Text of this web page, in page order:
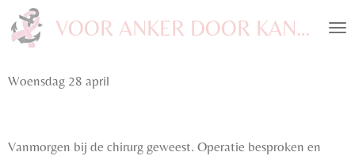
Ga
direct
de
VOOR ANKER DOOR KANKER
Woensdag 28 april
Vanmorgen bij de chirurg geweest. Operatie besproken en